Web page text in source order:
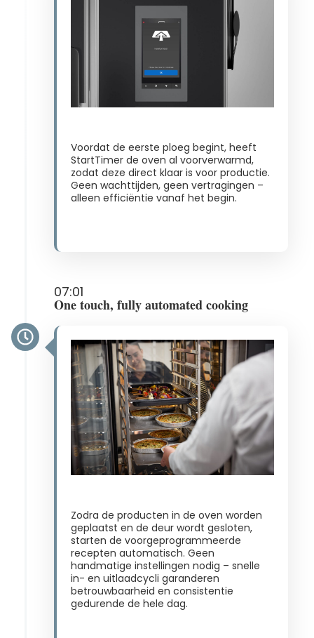
Voordat de eerste ploeg begint, heeft
StartTimer de oven al voorverwarmd,
zodat deze direct klaar is voor productie.
Geen wachttijden, geen vertragingen –
alleen efficiëntie vanaf het begin.
07:01
One touch, fully automated cooking
Zodra de producten in de oven worden
geplaatst en de deur wordt gesloten,
starten de voorgeprogrammeerde
recepten automatisch. Geen
handmatige instellingen nodig – snelle
in- en uitlaadcycli garanderen
betrouwbaarheid en consistentie
gedurende de hele dag​.